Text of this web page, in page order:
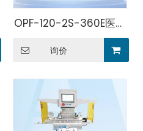
OPF-120-2S-360E医疗
导管伺服印刷机
询价